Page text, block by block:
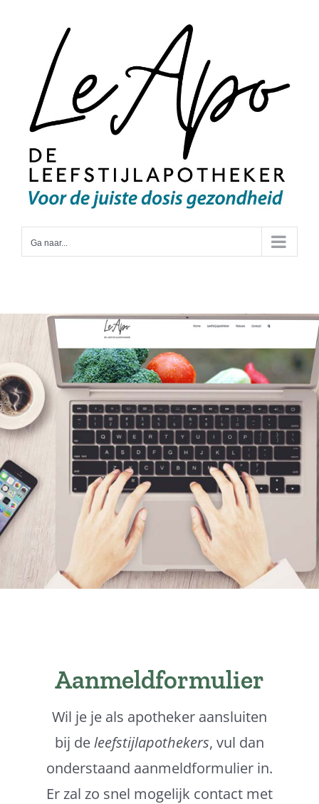
Ga naar...
Aanmeldformulier
Wil je je als apotheker aansluiten
bij deleefstijlapothekers, vul dan
onderstaand aanmeldformulier in.
Er zal zo snel mogelijk contact met